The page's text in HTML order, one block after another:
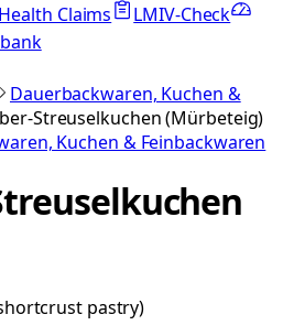
Health Claims
LMIV-Check
Dauerbackwaren, Kuchen &
Streuselkuchen (Mürbeteig)
Kuchen & Feinbackwaren
pastry)